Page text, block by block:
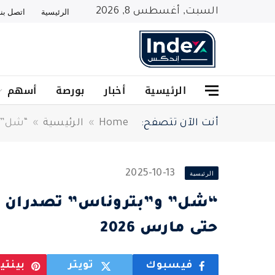
السبت, أغسطس 8, 2026 الرئيسية اتصل
الرئيسية أخبار بورصة أسهم
أنت الآن تتصفح: Home
» الرئيسية » “شل”
الرئيسية 2025-10-13
حتى مارس 2026
فيسبوك تويتر